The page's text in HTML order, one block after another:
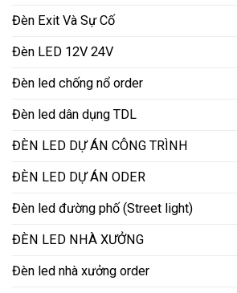
Đèn Exit Và Sự Cố
Đèn LED 12V 24V
Đèn led chống nổ order
Đèn led dân dụng TDL
ĐÈN LED DỰ ÁN CÔNG TRÌNH
ĐÈN LED DỰ ÁN ODER
Đèn led đường phố (Street light)
ĐÈN LED NHÀ XƯỞNG
Đèn led nhà xưởng order